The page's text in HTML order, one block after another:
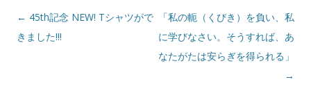
投
稿
← 45th記念 NEW! Tシャツがで
きました!!!
「私の軛（くびき）を負い、私
に学びなさい。そうすれば、あ
なたがたは安らぎを得られる」
→